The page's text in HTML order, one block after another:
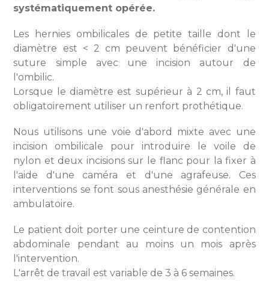
systématiquement opérée.
Les hernies ombilicales de petite taille dont le
diamètre est < 2 cm peuvent bénéficier d'une
suture simple avec une incision autour de
l'ombilic.
Lorsque le diamètre est supérieur à 2 cm, il faut
obligatoirement utiliser un renfort prothétique.
Nous utilisons une voie d'abord mixte avec une
incision ombilicale pour introduire le voile de
nylon et deux incisions sur le flanc pour la fixer à
l'aide d'une caméra et d'une agrafeuse. Ces
interventions se font sous anesthésie générale en
ambulatoire.
Le patient doit porter une ceinture de contention
abdominale pendant au moins un mois après
l'intervention.
L'arrêt de travail est variable de 3 à 6 semaines.